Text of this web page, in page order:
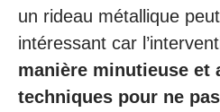
un rideau métallique
intéressant car
manière minutieuse et
techniques pour ne